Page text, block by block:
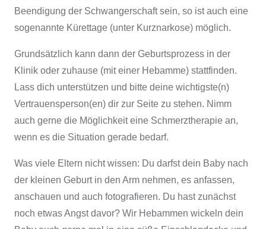
Beendigung der Schwangerschaft sein, so ist auch eine
sogenannte Kürettage (unter Kurznarkose) möglich.
Grundsätzlich kann dann der Geburtsprozess in der
Klinik oder zuhause (mit einer Hebamme) stattfinden.
Lass dich unterstützen und bitte deine wichtigste(n)
Vertrauensperson(en) dir zur Seite zu stehen. Nimm
auch gerne die Möglichkeit eine Schmerztherapie an,
wenn es die Situation gerade bedarf.
Was viele Eltern nicht wissen: Du darfst dein Baby nach
der kleinen Geburt in den Arm nehmen, es anfassen,
anschauen und auch fotografieren. Du hast zunächst
noch etwas Angst davor? Wir Hebammen wickeln dein